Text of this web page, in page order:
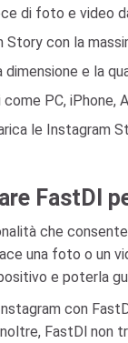
di foto e video
con la
e la
PC, iPhone,
le Instagram
FastDl
che
una foto o un
e poterla
con
FastDl non